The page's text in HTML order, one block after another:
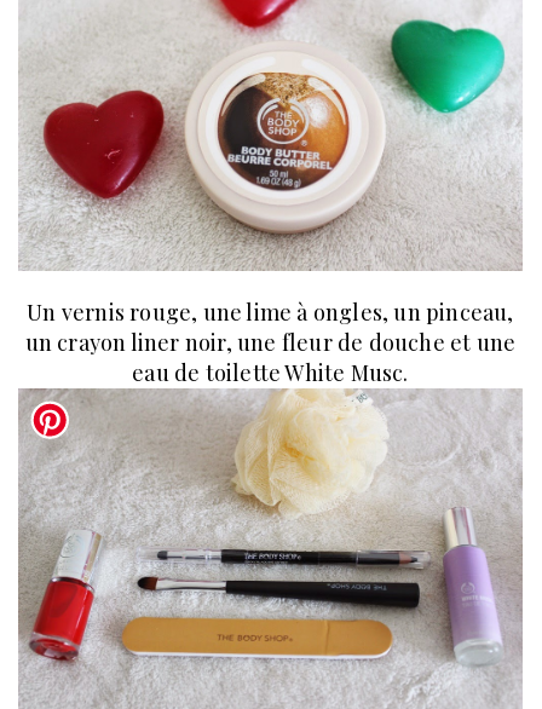
Un vernis rouge, une lime à ongles, un pinceau,
un crayon liner noir, une fleur de douche et une
eau de toilette White Musc.